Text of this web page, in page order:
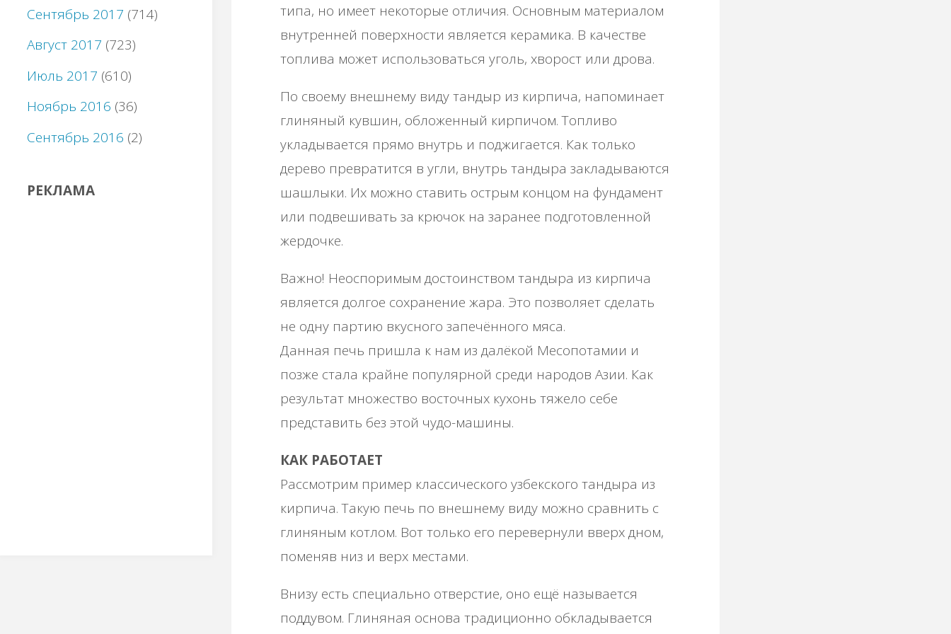
типа, но имеет некоторые отличия. Основным материалом
внутренней поверхности является керамика. В качестве
топлива может использоваться уголь, хворост или дрова.
По своему внешнему виду тандыр из кирпича, напоминает
глиняный кувшин, обложенный кирпичом. Топливо
укладывается прямо внутрь и поджигается. Как только
дерево превратится в угли, внутрь тандыра закладываются
шашлыки. Их можно ставить острым концом на фундамент
или подвешивать за крючок на заранее подготовленной
жердочке.
Важно! Неоспоримым достоинством тандыра из кирпича
является долгое сохранение жара. Это позволяет сделать
не одну партию вкусного запечённого мяса.
Данная печь пришла к нам из далёкой Месопотамии и
позже стала крайне популярной среди народов Азии. Как
результат множество восточных кухонь тяжело себе
представить без этой чудо-машины.
КАК РАБОТАЕТ
Рассмотрим пример классического узбекского тандыра из
кирпича. Такую печь по внешнему виду можно сравнить с
глиняным котлом. Вот только его перевернули вверх дном,
поменяв низ и верх местами.
Внизу есть специально отверстие, оно ещё называется
поддувом. Глиняная основа традиционно обкладывается
Сентябрь 2017 (714)
Август 2017 (723)
Июль 2017 (610)
Ноябрь 2016 (36)
Сентябрь 2016 (2)
РЕКЛАМА